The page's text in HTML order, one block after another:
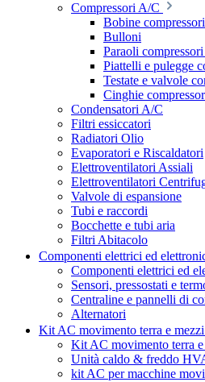
Compressori A/C
Bobine
Bulloni
Paraoli
Piattelli e pulegge
Testate e valvole
Cinghie
Condensatori A/C
Filtri essiccatori
Radiatori Olio
Evaporatori e Riscaldatori
Elettroventilatori Assiali
Elettroventilatori
Valvole di espansione
Tubi e raccordi
Bocchette e tubi aria
Filtri Abitacolo
Componenti elettrici ed
Componenti elettrici ed
Sensori, pressostati e
Centraline e pannelli di
Alternatori
Kit AC movimento terra e
Kit AC movimento terra
Unità caldo & freddo
kit AC per macchine